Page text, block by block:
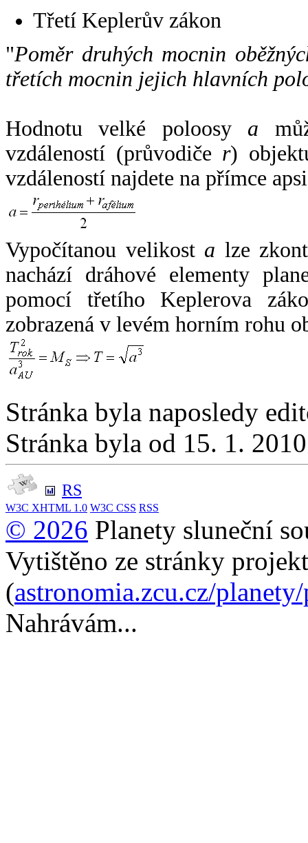
Třetí Keplerův zákon
"Poměr druhých mocnin
třetích mocnin jejich hlavních
Hodnotu velké poloosy a
vzdáleností (průvodiče r)
vzdáleností najdete na přímce
Vypočítanou velikost a lze
nachází dráhové elementy
pomocí třetího Keplerova
zobrazená v levém horním rohu
Stránka byla naposledy
Stránka byla od 15. 1.
RS
W3C XHTML 1.0 W3C CSS RSS
© 2026 Planety sluneční
Vytištěno ze stránky
(astronomia.zcu.cz/
Nahrávám...